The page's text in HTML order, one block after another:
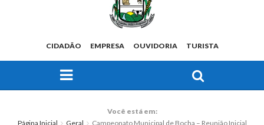
CIDADÃO EMPRESA OUVIDORIA TURISTA
Você está em:
Página Inicial
Geral Campeonato Municipal de Bocha – Reunião Inicial